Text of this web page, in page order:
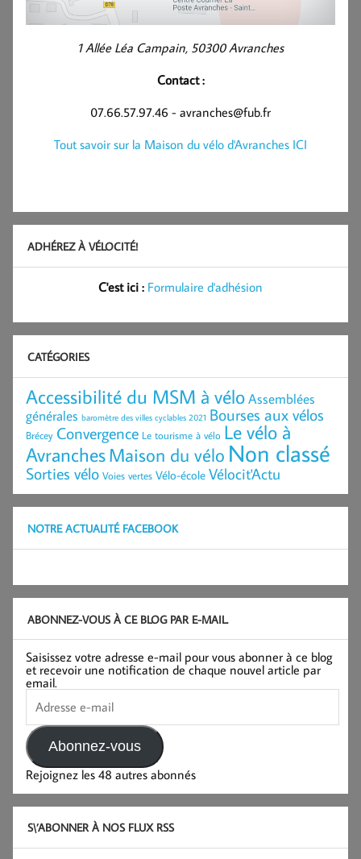
1 Allée Léa Campain, 50300 Avranches
Contact :
07.66.57.97.46 - avranches@fub.fr
Tout savoir sur la Maison du vélo d'Avranches ICI
ADHÉREZ À VÉLOCITÉ!
C'est ici : Formulaire d'adhésion
CATÉGORIES
Accessibilité du MSM à véloAssemblées
générales baromètre des villes cyclables 2021 Bourses aux vélos
Brécey Convergence Le tourisme à vélo Le vélo à
AvranchesMaison du vélo Non classé
Sorties vélo Voies vertes Vélo-école Vélocit'Actu
NOTRE ACTUALITÉ FACEBOOK
ABONNEZ-VOUS À CE BLOG PAR E-MAIL.
Saisissez votre adresse e-mail pour vous abonner à ce blog
et recevoir une notification de chaque nouvel article par
email.
Adresse
e-
mail
Abonnez-vous
Rejoignez les 48 autres abonnés
S\’ABONNER À NOS FLUX RSS